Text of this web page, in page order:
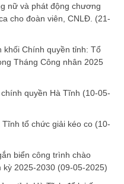
nữ và phát động chương
cho đoàn viên, CNLĐ. (21-
khối Chính quyền tỉnh: Tổ
Tháng Công nhân 2025
quyền Hà Tĩnh (10-05-
tổ chức giải kéo co (10-
biển công trình chào
kỳ 2025-2030 (09-05-2025)